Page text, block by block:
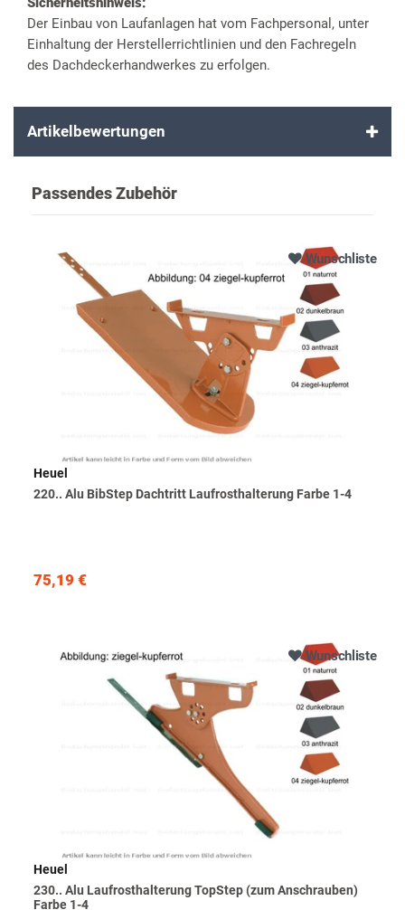
Der Einbau von Laufanlagen hat vom Fachpersonal, unter
Einhaltung der Herstellerrichtlinien und den Fachregeln
des Dachdeckerhandwerkes zu erfolgen.
Artikelbewertungen
Passendes Zubehör
Wunschliste
Heuel
220.. Alu BibStep Dachtritt Laufrosthalterung Farbe 1-4
75,19 €
Wunschliste
Heuel
230.. Alu Laufrosthalterung TopStep (zum Anschrauben)
Farbe 1-4